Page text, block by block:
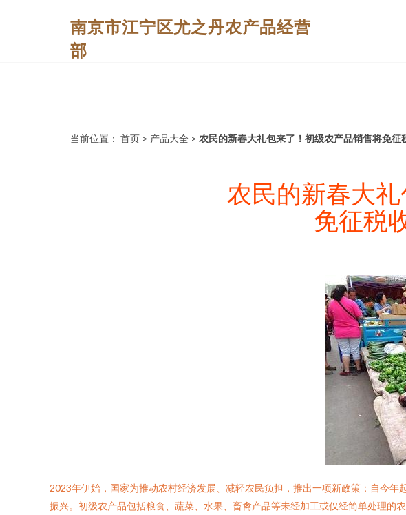
南京市江宁区尤之丹农产品经营
部
当前位置： 首页 > 产品大全 > 农民的新春大礼包来了！初级农产品销售将免征
农民的新春大
免征税
2023年伊始，国家为推动农村经济发展、减轻农民负担，推出一项新政策：自今
振兴。初级农产品包括粮食、蔬菜、水果、畜禽产品等未经加工或仅经简单处理